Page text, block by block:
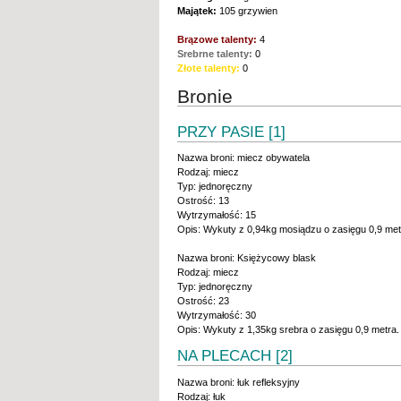
Majątek: 105 grzywien
Brązowe talenty: 4
Srebrne talenty: 0
Złote talenty: 0
Bronie
PRZY PASIE [1]
Nazwa broni: miecz obywatela
Rodzaj: miecz
Typ: jednoręczny
Ostrość: 13
Wytrzymałość: 15
Opis: Wykuty z 0,94kg mosiądzu o zasięgu 0,9
Nazwa broni: Księżycowy blask
Rodzaj: miecz
Typ: jednoręczny
Ostrość: 23
Wytrzymałość: 30
Opis: Wykuty z 1,35kg srebra o zasięgu 0,9 metra.
NA PLECACH [2]
Nazwa broni: łuk refleksyjny
Rodzaj: łuk